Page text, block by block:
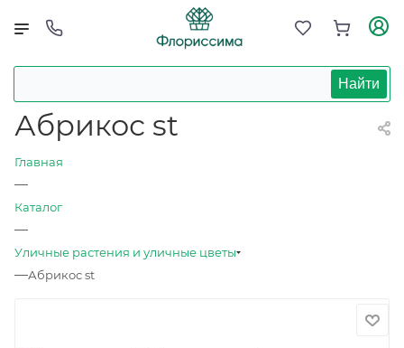
Найти
Абрикос st
Главная
—
Каталог
—
Уличные растения и уличные цветы
—Абрикос st